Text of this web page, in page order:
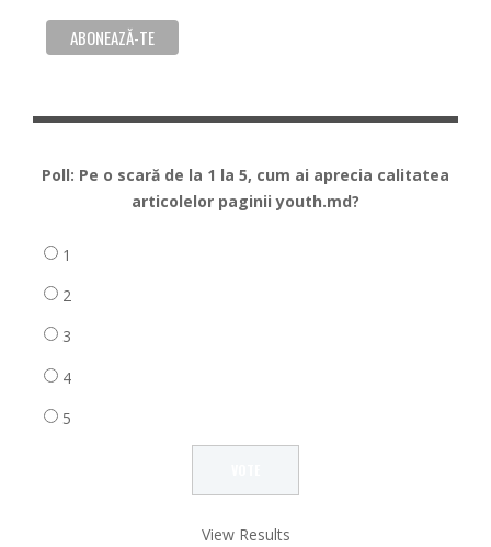
Poll: Pe o scară de la 1 la 5, cum ai aprecia calitatea
articolelor paginii youth.md?
1
2
3
4
5
View Results